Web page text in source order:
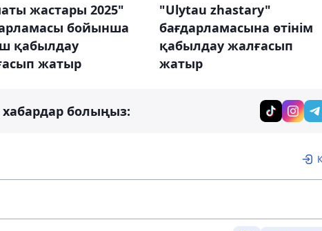
жастары 2025"
бойынша
қабылдау
жатыр
"Ulytau zhastary"
бағдарламасына өтінім
қабылдау жалғасып
жатыр
болыңыз: